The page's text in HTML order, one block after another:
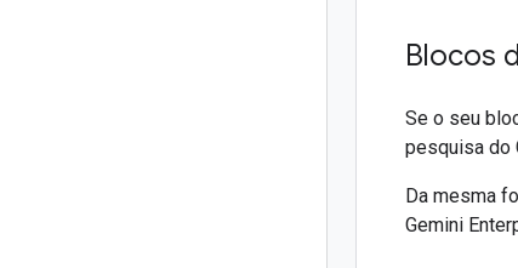
Blocos
Se o seu
pesquisa do
Da mesma
Gemini